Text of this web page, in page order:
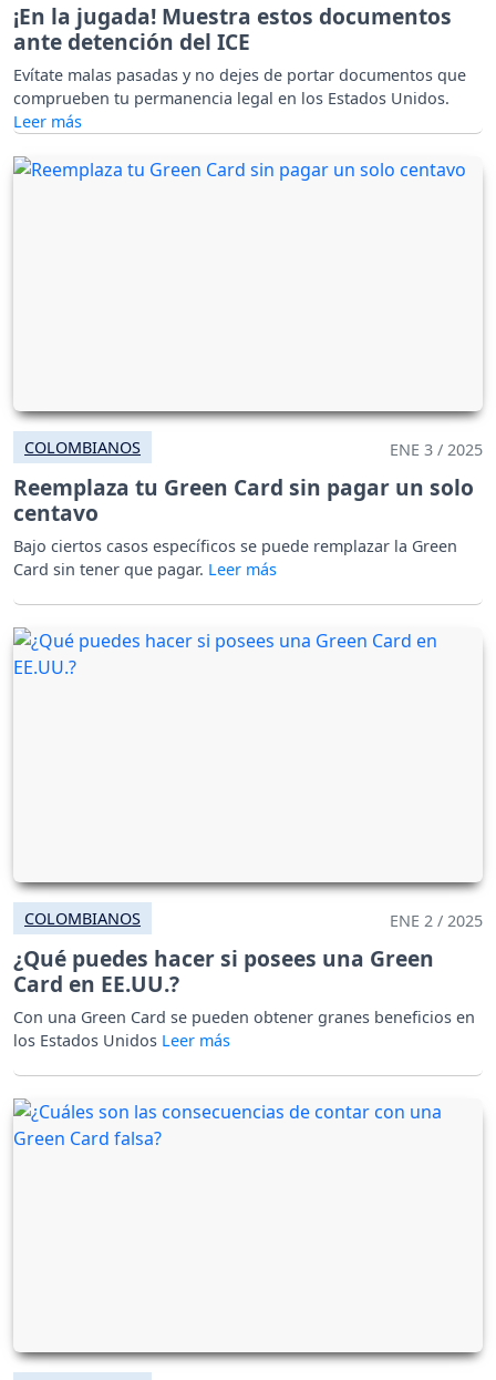
¡En la jugada! Muestra estos documentos
ante detención del ICE
Evítate malas pasadas y no dejes de portar documentos que
comprueben tu permanencia legal en los Estados Unidos.
COLOMBIANOS ENE 3 / 2025
Reemplaza tu Green Card sin pagar un solo
centavo
Bajo ciertos casos específicos se puede remplazar la Green
Card sin tener que pagar.
COLOMBIANOS ENE 2 / 2025
¿Qué puedes hacer si posees una Green
Card en EE.UU.?
Con una Green Card se pueden obtener granes beneficios en
los Estados Unidos